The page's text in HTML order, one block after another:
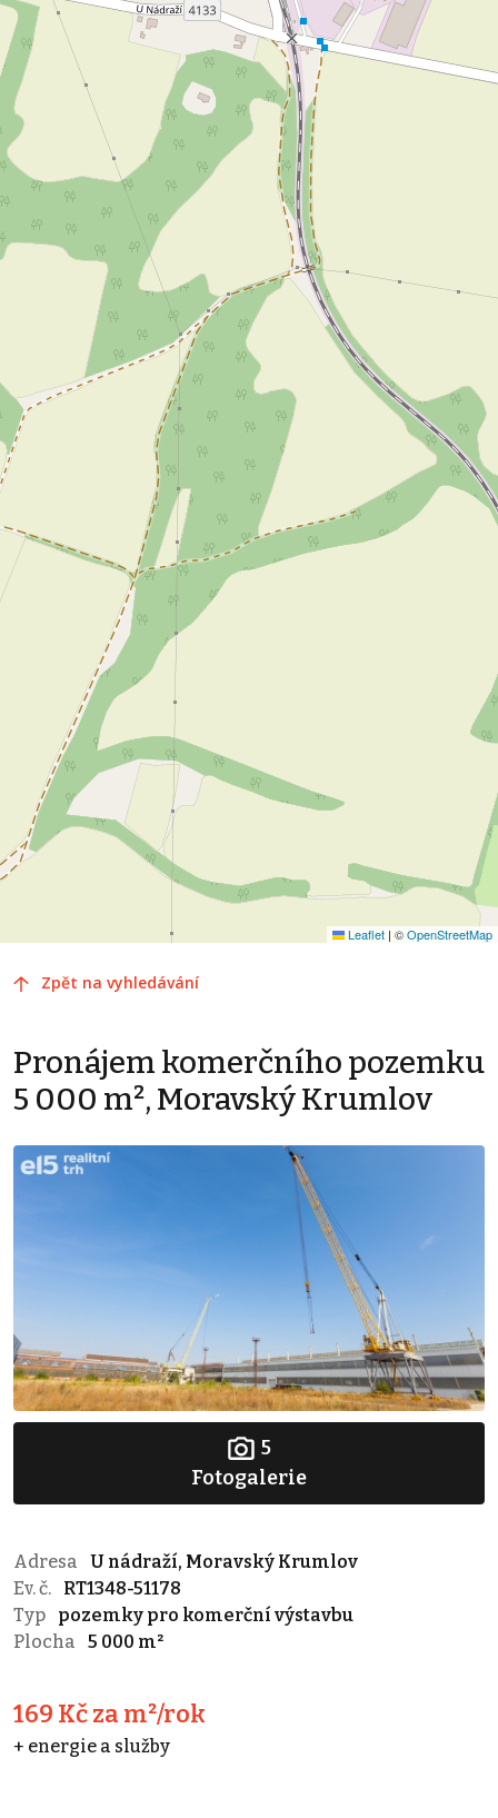
Leaflet | ©OpenStreetMap
Zpět na vyhledávání
Pronájem komerčního pozemku
5 000 m², Moravský Krumlov
5
Fotogalerie
Adresa
U nádraží, Moravský Krumlov
Ev. č.
RT1348-51178
Typ
pozemky pro komerční výstavbu
Plocha
5 000 m²
169 Kč za m²/rok
+ energie a služby